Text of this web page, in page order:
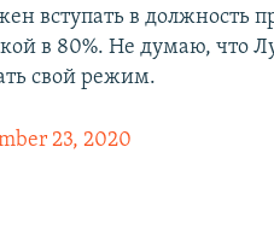
вступать в должность
в 80%. Не думаю, что
свой режим.
23, 2020